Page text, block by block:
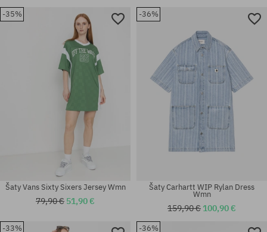
Dostupné veľkosti:
-35%
Šaty Vans Sixty Sixers Jersey Wmn
79,90 € 51,90 €
-36%
Šaty Carhartt WIP Rylan Dress
Wmn
159,90 € 100,90 €
-33% -36%